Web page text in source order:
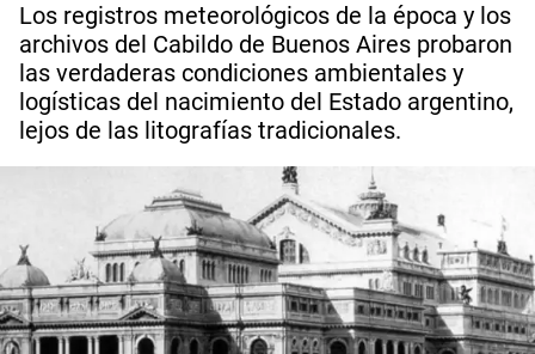
Los registros meteorológicos de la época y los
archivos del Cabildo de Buenos Aires probaron
las verdaderas condiciones ambientales y
logísticas del nacimiento del Estado argentino,
lejos de las litografías tradicionales.